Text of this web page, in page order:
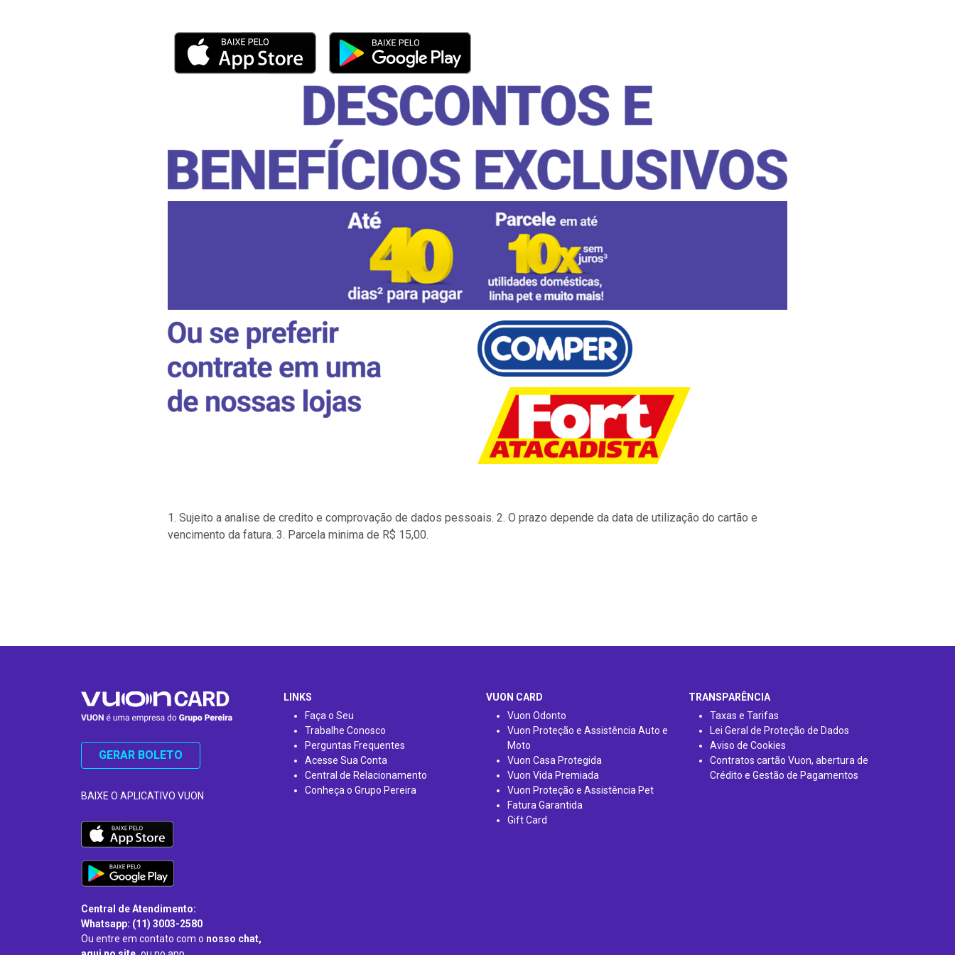
1. Sujeito a analise de credito e comprovação de dados pessoais. 2. O prazo depende da data de utilização do cartão e
vencimento da fatura. 3. Parcela minima de R$ 15,00.
GERAR BOLETO
BAIXE O APLICATIVO VUON
Central de Atendimento:
Whatsapp: (11) 3003-2580
Ou entre em contato com o nosso chat,
LINKS
Faça o Seu
Trabalhe Conosco
Perguntas Frequentes
Acesse Sua Conta
Central de Relacionamento
Conheça o Grupo Pereira
VUON CARD
Vuon Odonto
Vuon Proteção e Assistência Auto e
Moto
Vuon Casa Protegida
Vuon Vida Premiada
Vuon Proteção e Assistência Pet
Fatura Garantida
Gift Card
TRANSPARÊNCIA
Taxas e Tarifas
Lei Geral de Proteção de Dados
Aviso de Cookies
Contratos cartão Vuon, abertura de
Crédito e Gestão de Pagamentos